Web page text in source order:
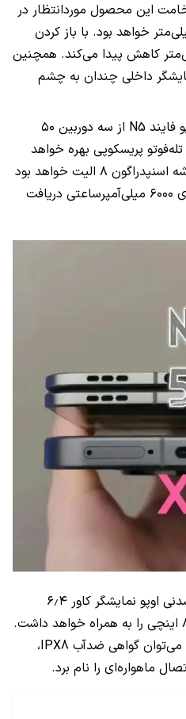
این محصول موردانتظار در
بسته‌شده کمتر از ۹٫۲ میلی‌متر خواهد بود. با باز کردن
ضخامت آن به ۴ میلی‌متر کاهش پیدا می‌کند. همچنین
داخلی چندان به چشم
منابع خبری ادعا کرده‌اند که اوپو فایند N5 از سه دوربین ۵۰
پریسکوپی بهره خواهد
برد. قلب تپنده این دستگاه تراشه اسنپدراگون ۸ الیت خواهد بود
که انرژی موردنیاز خود را از باتری ۶۰۰۰ میلی‌آمپرساعتی دریافت
در نهایت باید اشاره کرد که تاشدنی اوپو نمایشگر کاور ۶٫۴
اینچی و صفحه‌نمایش داخلی ۸ اینچی را به همراه خواهد داشت.
از دیگر ویژگی‌های این محصول می‌توان گواهی ضدآب IPX8،
ماهواره‌ای را نام برد.